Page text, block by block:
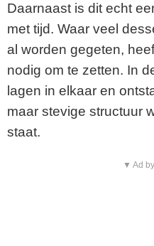
Daarnaast is dit echt
met tijd. Waar veel
al worden gegeten,
nodig om te zetten. In
lagen in elkaar en
maar stevige structuur
staat.
▼ Ad